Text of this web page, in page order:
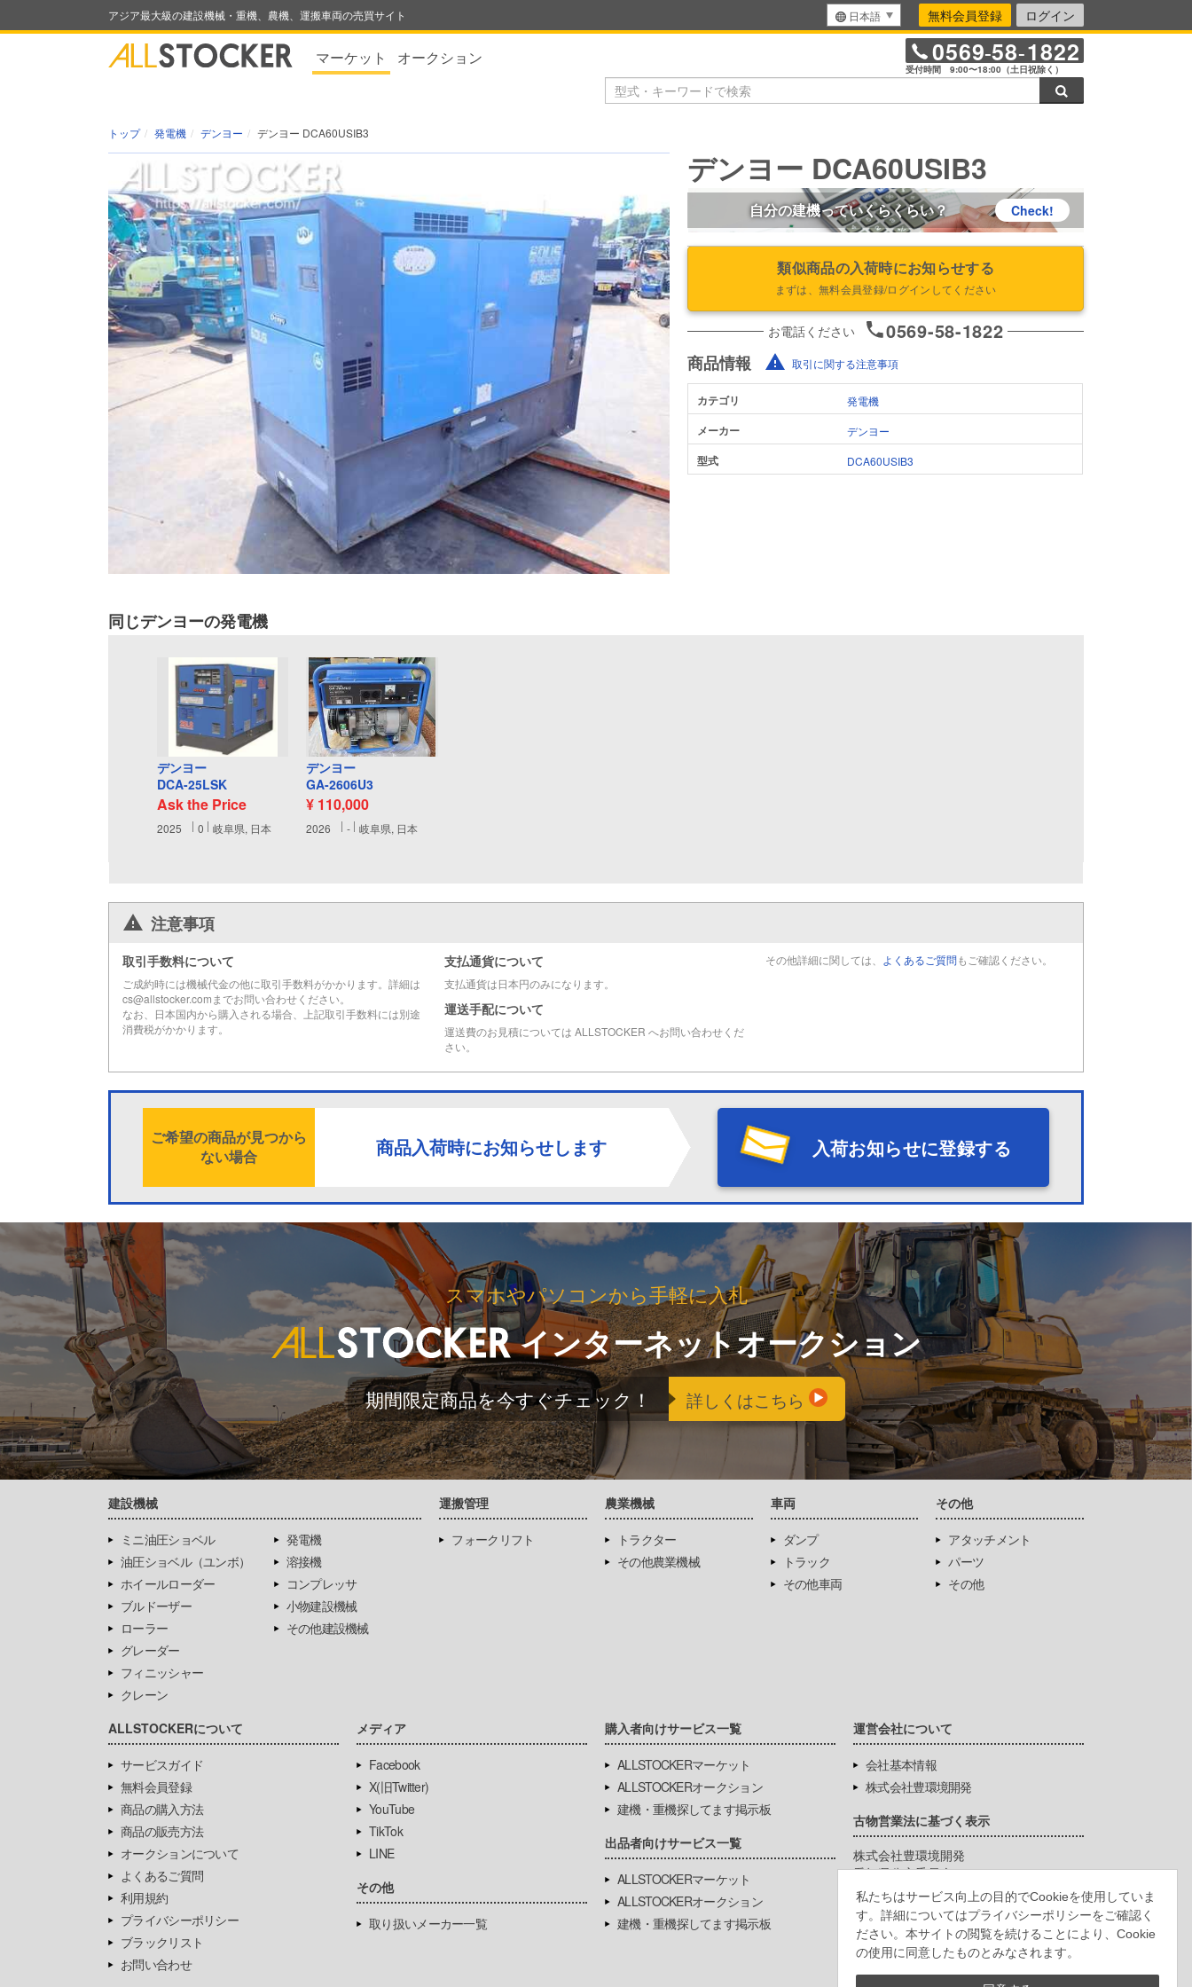
私たちはサービス向上の目的でCookieを使用していま
す。詳細についてはプライバシーポリシーをご確認く
ださい。本サイトの閲覧を続けることにより、Cookie
の使用に同意したものとみなされます。
アジア最大級の建設機械・重機、農機、運搬車両の売買サイト 日本語 無料会員登録 ログイン
マーケット オークション 0569-58-1822
受付時間 9:00〜18:00（土日祝除く）
トップ 発電機 デンヨー デンヨー DCA60USIB3
デンヨー DCA60USIB3
自分の建機っていくらくらい？ Check!
類似商品の入荷時にお知らせする
まずは、無料会員登録/ログインしてください
お電話ください 0569-58-1822
商品情報 取引に関する注意事項
カテゴリ 発電機
メーカー デンヨー
型式 DCA60USIB3
同じデンヨーの発電機
デンヨー
DCA-25LSK
Ask the Price
2025 0 岐阜県, 日本
デンヨー
GA-2606U3
¥ 110,000
2026 - 岐阜県, 日本
注意事項
取引手数料について
ご成約時には機械代金の他に取引手数料がかかります。詳細は
cs@allstocker.comまでお問い合わせください。
なお、日本国内から購入される場合、上記取引手数料には別途
消費税がかかります。
支払通貨について
支払通貨は日本円のみになります。
運送手配について
運送費のお見積については ALLSTOCKER へお問い合わせくだ
さい。
その他詳細に関しては、 よくあるご質問もご確認ください。
ご希望の商品が見つから
ない場合
商品入荷時にお知らせします 入荷お知らせに登録する
スマホやパソコンから手軽に入札
インターネットオークション
期間限定商品を今すぐチェック！ 詳しくはこちら
建設機械
ミニ油圧ショベル
油圧ショベル（ユンボ）
ホイールローダー
ブルドーザー
ローラー
グレーダー
フィニッシャー
クレーン
発電機
溶接機
コンプレッサ
小物建設機械
その他建設機械
運搬管理
フォークリフト
農業機械
トラクター
その他農業機械
車両
ダンプ
トラック
その他車両
その他
アタッチメント
パーツ
その他
ALLSTOCKERについて
サービスガイド
無料会員登録
商品の購入方法
商品の販売方法
オークションについて
よくあるご質問
利用規約
プライバシーポリシー
ブラックリスト
お問い合わせ
メディア
Facebook
X(旧Twitter)
YouTube
TikTok
LINE
その他
取り扱いメーカー一覧
購入者向けサービス一覧
ALLSTOCKERマーケット
ALLSTOCKERオークション
建機・重機探してます掲示板
出品者向けサービス一覧
ALLSTOCKERマーケット
ALLSTOCKERオークション
建機・重機探してます掲示板
運営会社について
会社基本情報
株式会社豊環境開発
古物営業法に基づく表示
株式会社豊環境開発
愛知県公安委員会
第542771404200号